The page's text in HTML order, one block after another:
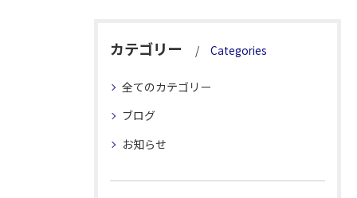
カテゴリー Categories
全てのカテゴリー
ブログ
お知らせ